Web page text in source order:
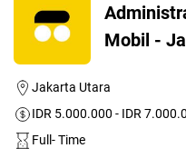
Mobil -
Jakarta Utara
IDR 5.000.000 - IDR
Full- Time